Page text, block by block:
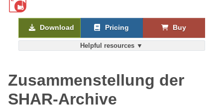
Helpful resources ▼
Download Pricing Buy
Zusammenstellung der
SHAR-Archive